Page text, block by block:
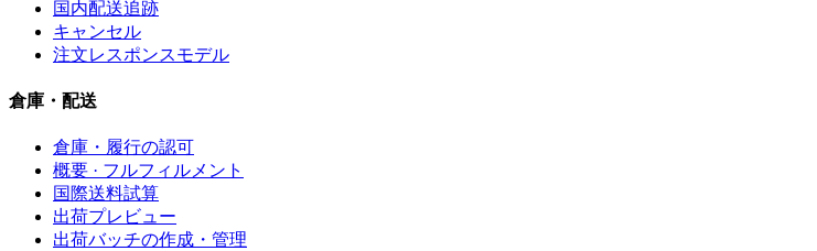
国内配送追跡
キャンセル
注文レスポンスモデル
倉庫・配送
倉庫・履行の認可
概要 · フルフィルメント
国際送料試算
出荷プレビュー
出荷バッチの作成・管理